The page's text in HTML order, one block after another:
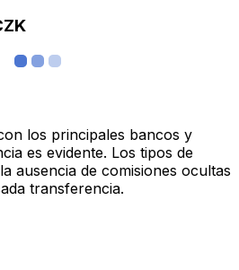
los principales bancos y
es evidente. Los tipos de
ausencia de comisiones ocultas
transferencia.